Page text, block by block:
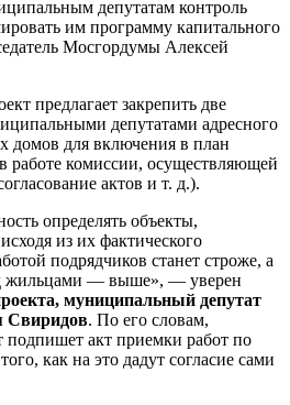
депутатам контроль
им программу капитального
Мосгордумы Алексей
предлагает закрепить две
депутатами адресного
домов для включения в план
работе комиссии, осуществляющей
актов и т. д.).
определять объекты,
из их фактического
подрядчиков станет строже, а
жильцами — выше», — уверен
муниципальный депутат
Свиридов. По его словам,
акт приемки работ по
как на это дадут согласие сами